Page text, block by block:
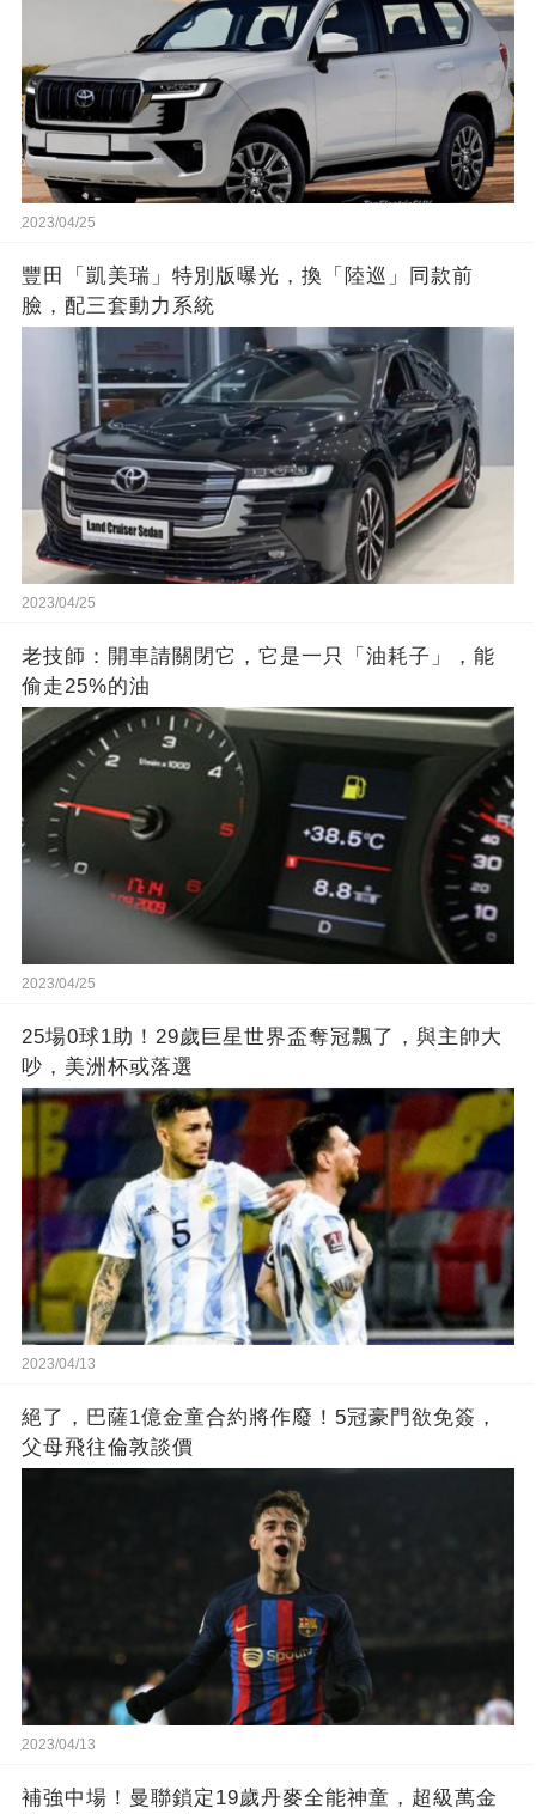
2023/04/25
豐田「凱美瑞」特別版曝光，換「陸巡」同款前
臉，配三套動力系統
2023/04/25
老技師：開車請關閉它，它是一只「油耗子」，能
偷走25%的油
2023/04/25
25場0球1助！29歲巨星世界盃奪冠飄了，與主帥大
吵，美洲杯或落選
2023/04/13
絕了，巴薩1億金童合約將作廢！5冠豪門欲免簽，
父母飛往倫敦談價
2023/04/13
補強中場！曼聯鎖定19歲丹麥全能神童，超級萬金